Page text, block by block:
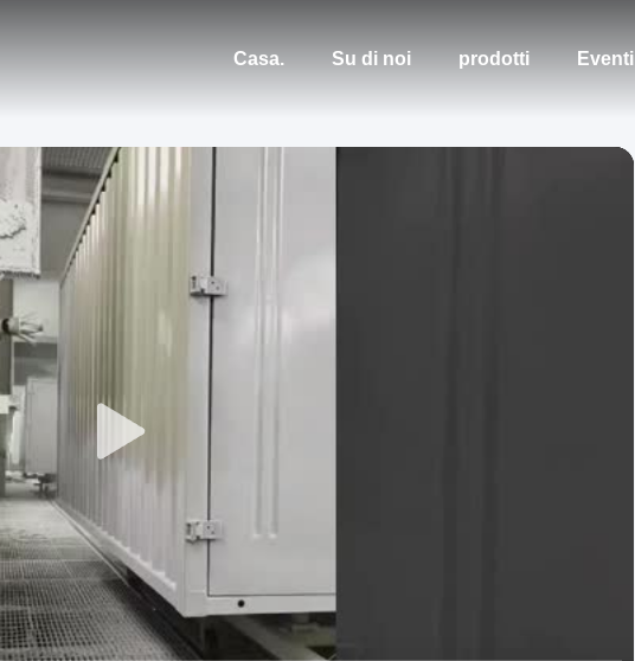
Casa. Su di noi prodotti Eventi